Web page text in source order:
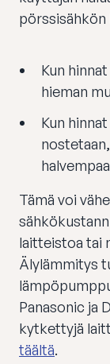
pörssisähkön
Kun
hieman
Kun
Tämä voi
laitteistoa tai
Älylämmitys
Panasonic ja
kytkettyjä
täältä.